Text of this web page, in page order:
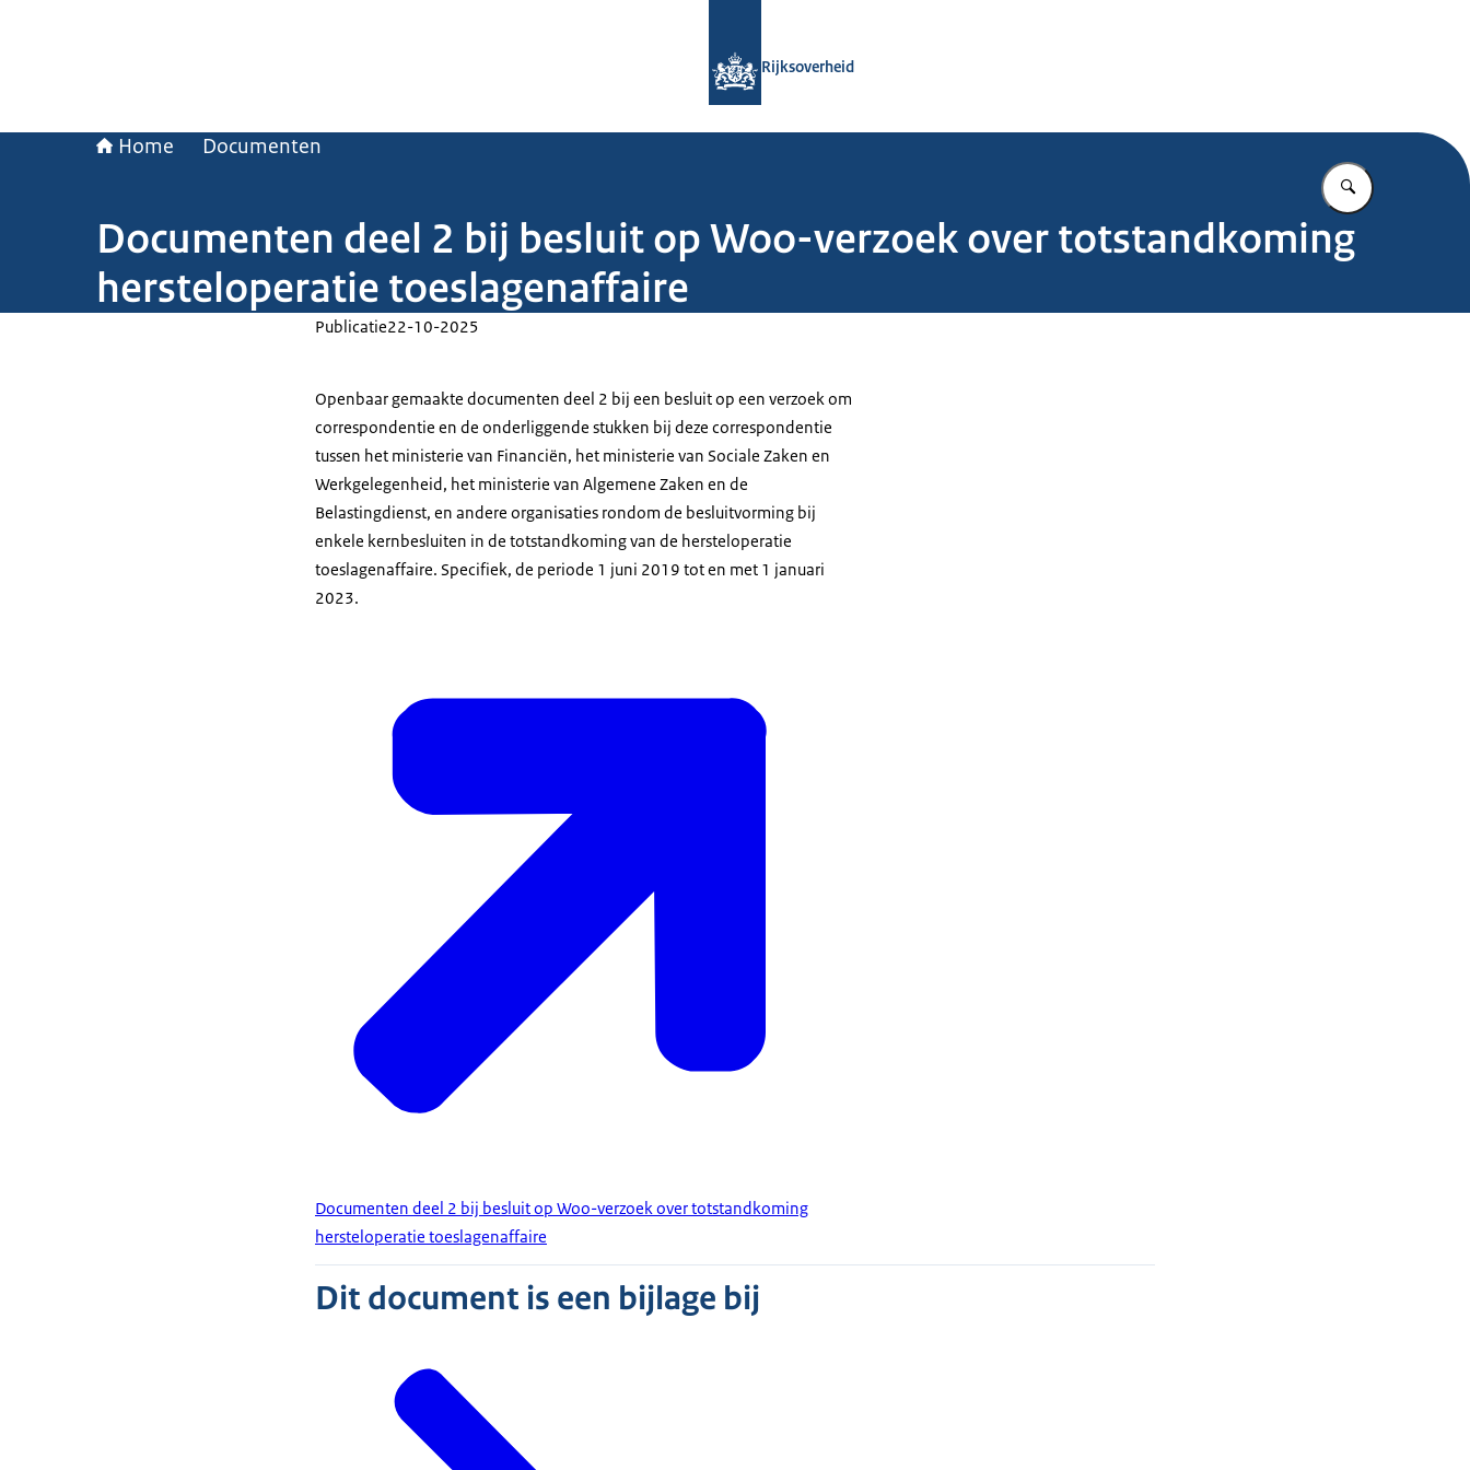
Rijksoverheid
Home Documenten
Vul in wat u
Documenten deel 2 bij besluit op Woo-verzoek over totstandkoming
hersteloperatie toeslagenaffaire
Publicatie22-10-2025
Openbaar gemaakte documenten deel 2 bij een besluit op een verzoek om
correspondentie en de onderliggende stukken bij deze correspondentie
tussen het ministerie van Financiën, het ministerie van Sociale Zaken en
Werkgelegenheid, het ministerie van Algemene Zaken en de
Belastingdienst, en andere organisaties rondom de besluitvorming bij
enkele kernbesluiten in de totstandkoming van de hersteloperatie
toeslagenaffaire. Specifiek, de periode 1 juni 2019 tot en met 1 januari
2023.
Documenten deel 2 bij besluit op Woo-verzoek over totstandkoming
hersteloperatie toeslagenaffaire
Dit document is een bijlage bij